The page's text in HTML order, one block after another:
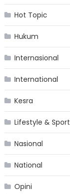
Hot Topic
Hukum
Internasional
International
Kesra
Lifestyle & Sport
Nasional
National
Opini